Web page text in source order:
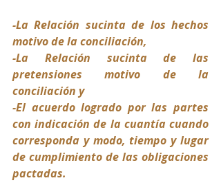
-La Relación sucinta de los hechos
motivo de la conciliación,
-La Relación sucinta de las
pretensiones motivo de la
conciliación y
-El acuerdo logrado por las partes
con indicación de la cuantía cuando
corresponda y modo, tiempo y lugar
de cumplimiento de las obligaciones
pactadas.